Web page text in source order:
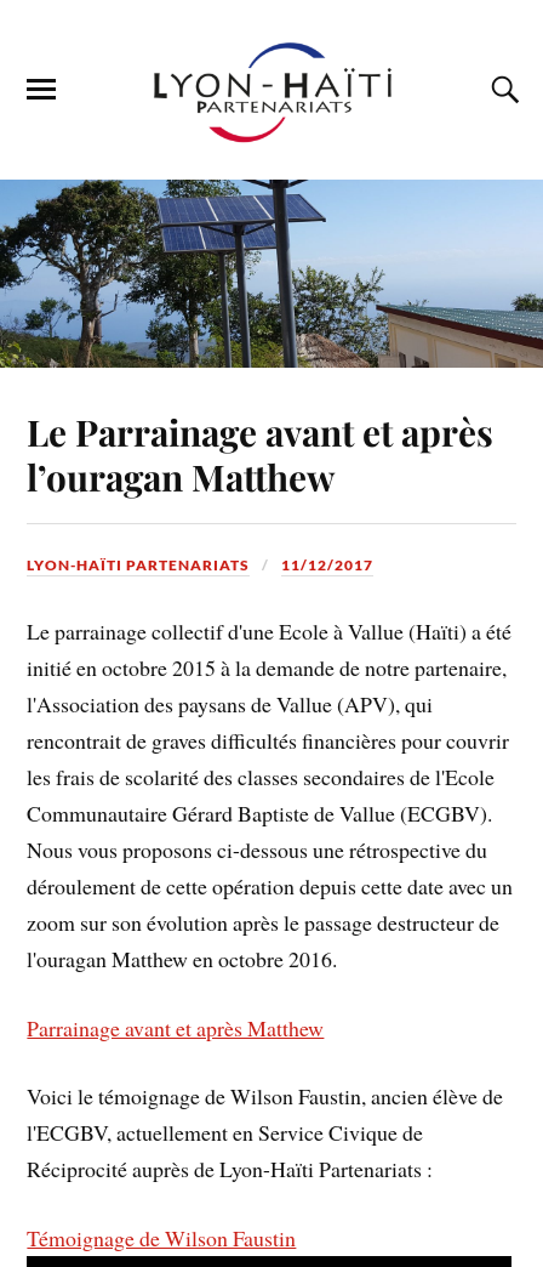
Le Parrainage avant et après
l’ouragan Matthew
LYON-HAÏTI PARTENARIATS 11/12/2017
Le parrainage collectif d'une Ecole à Vallue (Haïti) a été
initié en octobre 2015 à la demande de notre partenaire,
l'Association des paysans de Vallue (APV), qui
rencontrait de graves difficultés financières pour couvrir
les frais de scolarité des classes secondaires de l'Ecole
Communautaire Gérard Baptiste de Vallue (ECGBV).
Nous vous proposons ci-dessous une rétrospective du
déroulement de cette opération depuis cette date avec un
zoom sur son évolution après le passage destructeur de
l'ouragan Matthew en octobre 2016.
Parrainage avant et après Matthew
Voici le témoignage de Wilson Faustin, ancien élève de
l'ECGBV, actuellement en Service Civique de
Réciprocité auprès de Lyon-Haïti Partenariats :
Témoignage de Wilson Faustin